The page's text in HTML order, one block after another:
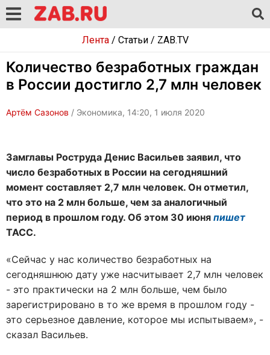
Лента/ Статьи/ ZAB.TV
Количество безработных граждан
в России достигло 2,7 млн человек
Артём Сазонов / Экономика, 14:20, 1 июля 2020
Замглавы Роструда Денис Васильев заявил, что
число безработных в России на сегодняшний
момент составляет 2,7 млн человек. Он отметил,
что это на 2 млн больше, чем за аналогичный
период в прошлом году. Об этом 30 июня пишет
ТАСС.
«Сейчас у нас количество безработных на
сегодняшнюю дату уже насчитывает 2,7 млн человек
- это практически на 2 млн больше, чем было
зарегистрировано в то же время в прошлом году -
это серьезное давление, которое мы испытываем», -
сказал Васильев.